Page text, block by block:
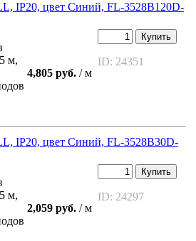
IP20, цвет Синий, FL-3528B120D-
м,
4,805 руб. / м
Купить
ID: 24351
IP20, цвет Синий, FL-3528B30D-
м,
2,059 руб. / м
Купить
ID: 24297